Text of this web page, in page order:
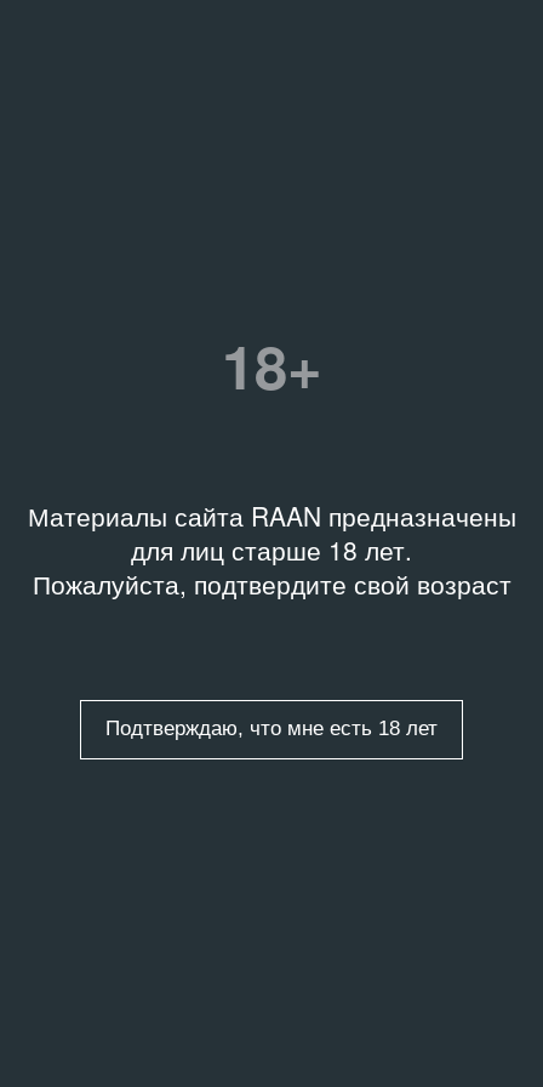
18+
Материалы сайта RAAN предназначены
для лиц старше 18 лет.
Пожалуйста, подтвердите свой возраст
Подтверждаю, что мне есть 18 лет